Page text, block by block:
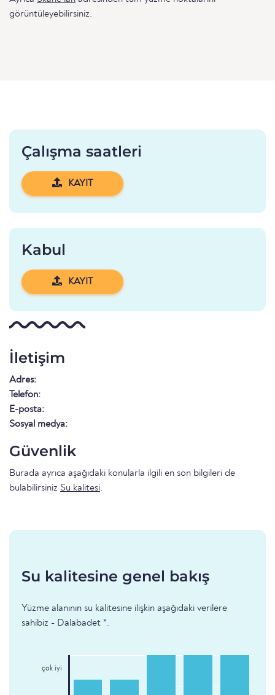
görüntüleyebilirsiniz.
Çalışma saatleri
KAYIT
Kabul
KAYIT
İletişim
Adres:
Telefon:
E-posta:
Sosyal medya:
Güvenlik
Burada ayrıca aşağıdaki konularla ilgili en son bilgileri de
bulabilirsiniz Su kalitesi.
Su kalitesine genel bakış
Yüzme alanının su kalitesine ilişkin aşağıdaki verilere
sahibiz - Dalabadet *.
çok iyi